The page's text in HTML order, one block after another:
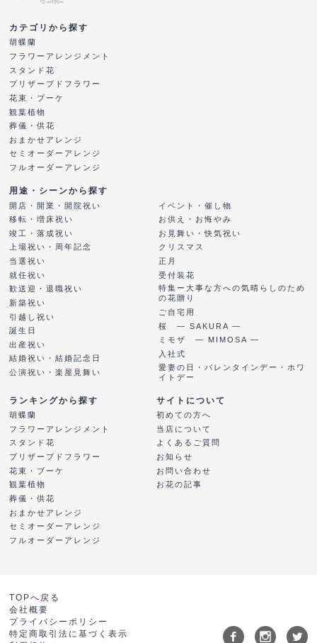
カテゴリから探す
胡蝶蘭
フラワーアレンジメント
スタンド花
プリザーブドフラワー
花束・ブーケ
観葉植物
葬儀・供花
おまかせアレンジ
セミオーダーアレンジ
フルオーダーアレンジ
用途・シーンから探す
開店・開業・開院祝い
移転・増床祝い
竣工・落成祝い
上場祝い・周年記念
当選祝い
就任祝い
歓送迎・退職祝い
新築祝い
引越し祝い
誕生日
出産祝い
結婚祝い・結婚記念日
公演祝い・楽屋見舞い
イベント・催し物
お供え・お悔やみ
お見舞い・快気祝い
クリスマス
正月
受付装花
特集ー大事な方への気晴らしのため
の花贈り
ご自宅用
桜 ― SAKURA ―
ミモザ ― MIMOSA ―
入社式
愛妻の日・バレンタインデー・ホワ
イトデー
ランキングから探す
胡蝶蘭
フラワーアレンジメント
スタンド花
プリザーブドフラワー
花束・ブーケ
観葉植物
葬儀・供花
おまかせアレンジ
セミオーダーアレンジ
フルオーダーアレンジ
サイトについて
初めての方へ
当店について
よくあるご質問
お知らせ
お問い合わせ
お花の記事
TOPへ戻る
会社概要
プライバシーポリシー
特定商取引法に基づく表示